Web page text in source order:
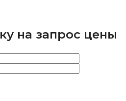
на запрос цены